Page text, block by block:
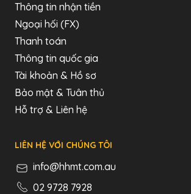
Thông tin nhận tiền
Ngoại hối (FX)
Thanh toán
Thông tin quốc gia
Tài khoản & Hồ sơ
Bảo mật & Tuân thủ
Hỗ trợ & Liên hệ
LIÊN HỆ VỚI CHÚNG TÔI
info@hhmt.com.au
02 9728 7928